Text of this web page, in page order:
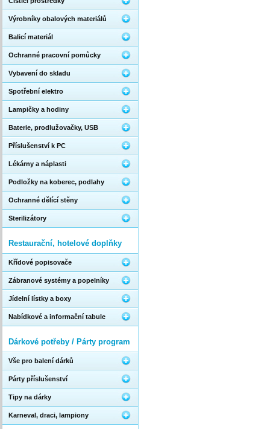
Výrobníky obalových materiálů
Balicí materiál
Ochranné pracovní pomůcky
Vybavení do skladu
Spotřební elektro
Lampičky a hodiny
Baterie, prodlužovačky, USB
Příslušenství k PC
Lékárny a náplasti
Podložky na koberec, podlahy
Ochranné dělící stěny
Sterilizátory
Restaurační, hotelové doplňky
Křídové popisovače
Zábranové systémy a popelníky
Jídelní lístky a boxy
Nabídkové a informační tabule
Dárkové potřeby / Párty program
Vše pro balení dárků
Párty příslušenství
Tipy na dárky
Karneval, draci, lampiony